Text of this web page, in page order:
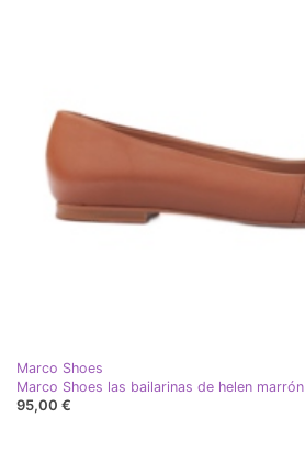
Marco Shoes
Marco Shoes las bailarinas de helen marrón
95,00 €